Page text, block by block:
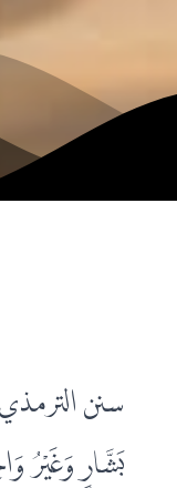
بَشَّارٍ وَغَيْرُ